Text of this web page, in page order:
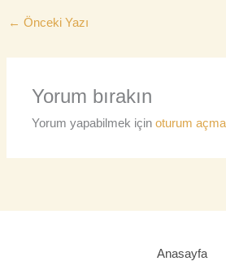
← Önceki Yazı
Yorum bırakın
Yorum yapabilmek içinoturum
Anasayfa